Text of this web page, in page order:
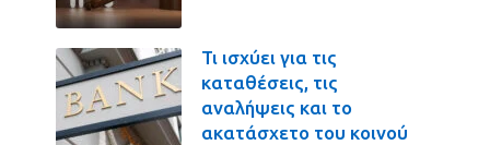
Τι ισχύει για τις
καταθέσεις, τις
αναλήψεις και το
ακατάσχετο του κοινού